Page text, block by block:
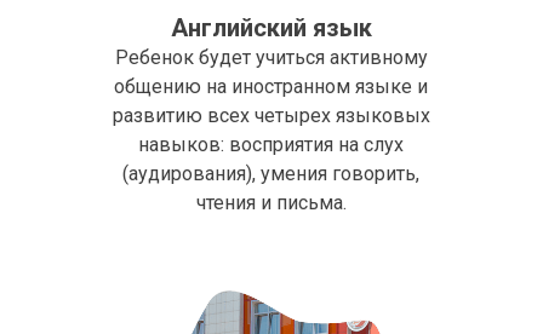
Английский язык
Ребенок будет учиться активному
общению на иностранном языке и
развитию всех четырех языковых
навыков: восприятия на слух
(аудирования), умения говорить,
чтения и письма.